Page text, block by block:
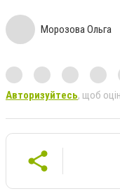
Морозова Ольга
Авторизуйтесь, щоб